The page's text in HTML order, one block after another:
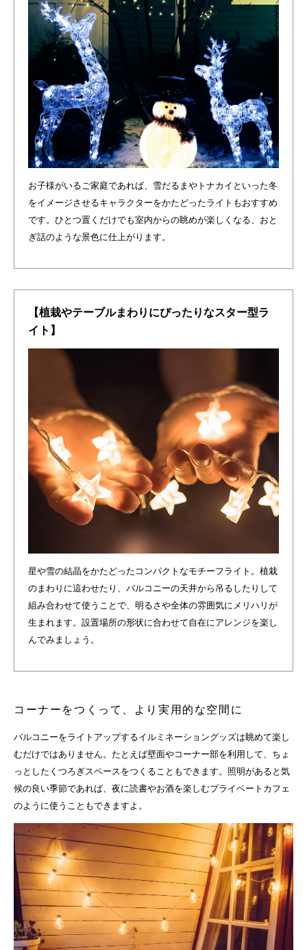
お子様がいるご家庭であれば、雪だるまやトナカイといった冬
をイメージさせるキャラクターをかたどったライトもおすすめ
です。ひとつ置くだけでも室内からの眺めが楽しくなる、おと
ぎ話のような景色に仕上がります。
【植栽やテーブルまわりにぴったりなスター型ラ
イト】
星や雪の結晶をかたどったコンパクトなモチーフライト。植栽
のまわりに這わせたり、バルコニーの天井から吊るしたりして
組み合わせて使うことで、明るさや全体の雰囲気にメリハリが
生まれます。設置場所の形状に合わせて自在にアレンジを楽し
んでみましょう。
コーナーをつくって、より実用的な空間に
バルコニーをライトアップするイルミネーショングッズは眺めて楽し
むだけではありません。たとえば壁面やコーナー部を利用して、ちょ
っとしたくつろぎスペースをつくることもできます。照明があると気
候の良い季節であれば、夜に読書やお酒を楽しむプライベートカフェ
のように使うこともできますよ。